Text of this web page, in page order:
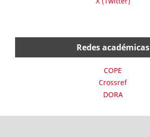
Redes académicas
COPE
Crossref
DORA